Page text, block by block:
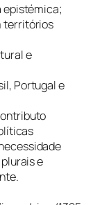
territórios
e
Portugal e
e